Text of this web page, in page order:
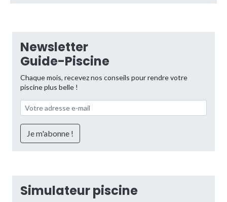
Newsletter
Guide-Piscine
Chaque mois, recevez nos conseils pour rendre votre
piscine plus belle !
Simulateur piscine